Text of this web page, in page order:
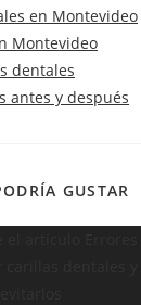
en Montevideo
Montevideo
dentales
antes y después
GUSTAR